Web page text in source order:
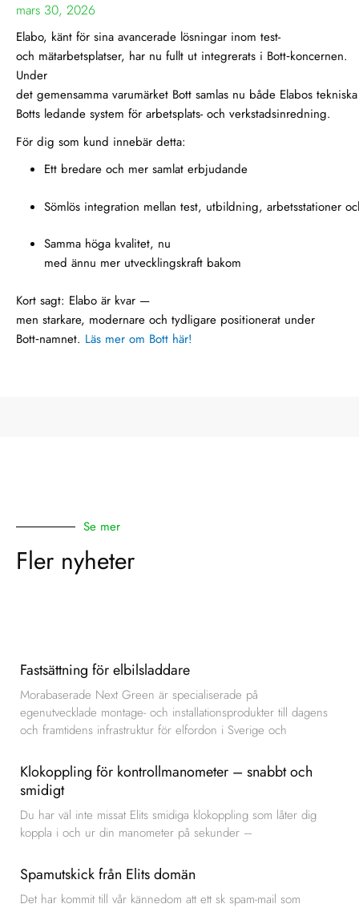
mars 30, 2026
Elabo, känt för sina avancerade lösningar inom test-
och mätarbetsplatser, har nu fullt ut integrerats i Bott‑koncernen.
Under
det gemensamma varumärket Bott samlas nu både Elabos
Botts ledande system för arbetsplats- och verkstadsinredning.
För dig som kund innebär detta:
Ett bredare och mer samlat erbjudande
Sömlös integration mellan test, utbildning, arbetsstationer
Samma höga kvalitet, nu
med ännu mer utvecklingskraft bakom
Kort sagt: Elabo är kvar —
men starkare, modernare och tydligare positionerat under
Bott‑namnet. Läs mer om Bott här!
Se mer
Fler nyheter
Fastsättning för elbilsladdare
Morabaserade Next Green är specialiserade på
egenutvecklade montage- och installationsprodukter till dagens
och framtidens infrastruktur för elfordon i Sverige och
Klokoppling för kontrollmanometer – snabbt och
smidigt
Du har väl inte missat Elits smidiga klokoppling som låter dig
koppla i och ur din manometer på sekunder –
Spamutskick från Elits domän
Det har kommit till vår kännedom att ett sk spam-mail som